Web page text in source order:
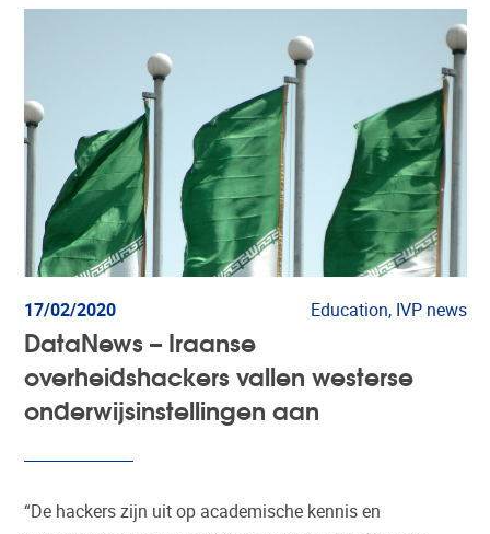
17/02/2020 Education, IVP news
DataNews – Iraanse
overheidshackers vallen westerse
onderwijsinstellingen aan
“De hackers zijn uit op academische kennis en